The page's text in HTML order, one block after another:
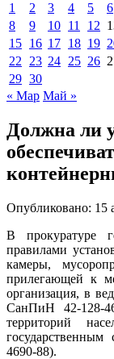
1 2 3 4 5 6
8
9 10 11 12
15 16 17 18 19
22
23 24 25 26
29 30
« Мар Май »
Должна ли
Опубликовано: 15
В прокуратуре
правилами
камеры,
прилегающей к
организация, в
СанПиН 42-128-
территорий
4690-88).